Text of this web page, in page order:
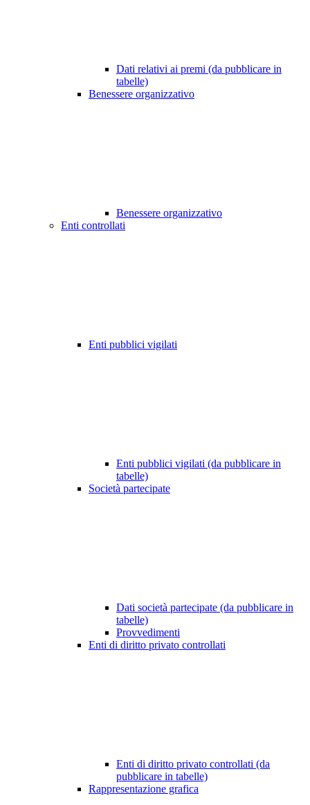
Dati relativi ai premi (da pubblicare in
tabelle)
Benessere organizzativo
Benessere organizzativo
Enti controllati
Enti pubblici vigilati
Enti pubblici vigilati (da pubblicare in
tabelle)
Società partecipate
Dati società partecipate (da pubblicare in
tabelle)
Provvedimenti
Enti di diritto privato controllati
Enti di diritto privato controllati (da
pubblicare in tabelle)
Rappresentazione grafica